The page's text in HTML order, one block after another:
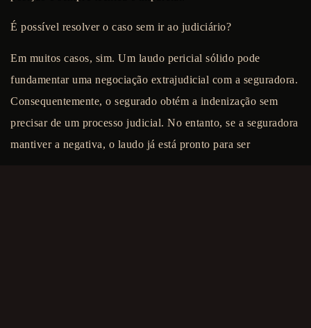
É possível resolver o caso sem ir ao judiciário?
Em muitos casos, sim. Um laudo pericial sólido pode
fundamentar uma negociação extrajudicial com a seguradora.
Consequentemente, o segurado obtém a indenização sem
precisar de um processo judicial. No entanto, se a seguradora
mantiver a negativa, o laudo já está pronto para ser